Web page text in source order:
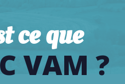
ce que
VAM ?